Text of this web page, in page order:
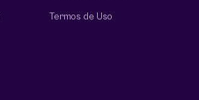
Termos de Uso